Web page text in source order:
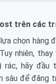
trên các
chọn hàng
nhiên,
rác, hãy
sâu để đăng